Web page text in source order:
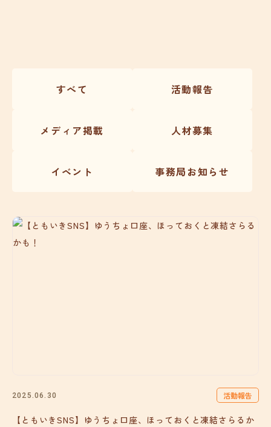
すべて 活動報告
メディア掲載 人材募集
イベント 事務局お知らせ
2025.06.30 活動報告
【ともいきSNS】ゆうちょ口座、ほっておくと凍結さらるか